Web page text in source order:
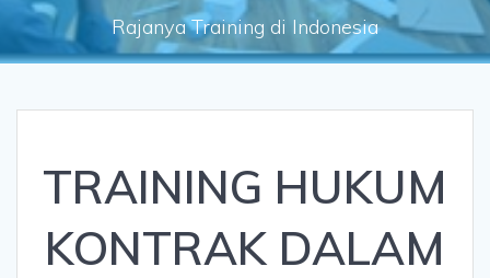
Rajanya Training di Indonesia
TRAINING HUKUM
KONTRAK DALAM